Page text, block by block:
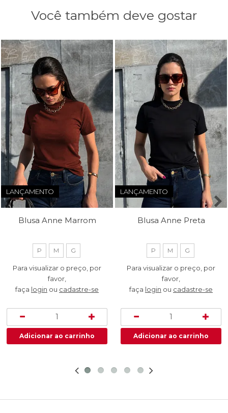
Você também deve gostar
LANÇAMENTO
Blusa Anne Marrom
P M G
Para visualizar o preço, por
favor,
faça login ou cadastre-se
LANÇAMENTO
Blusa Anne Preta
P M G
Para visualizar o preço, por
favor,
faça login ou cadastre-se